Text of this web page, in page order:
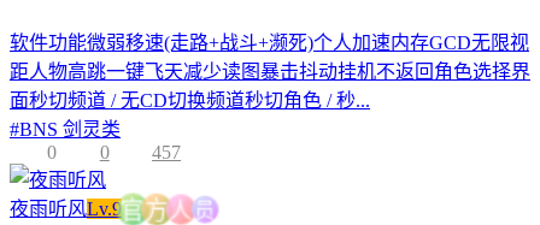
软件功能微弱移速(走路+战斗+濒死)个人加速内存GCD无限视
距人物高跳一键飞天减少读图暴击抖动挂机不返回角色选择界
面秒切频道 / 无CD切换频道秒切角色 / 秒...
#BNS 剑灵类
0
0 457
夜雨听风Lv.9官 方 人员